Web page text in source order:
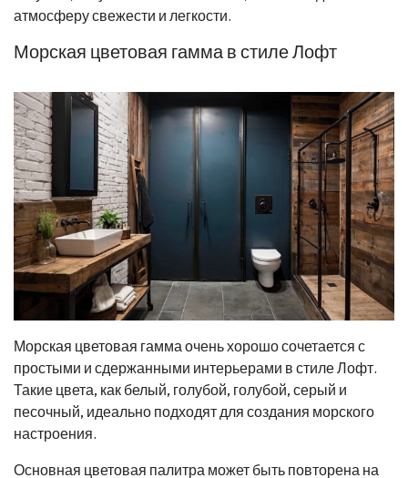
атмосферу свежести и легкости.
Морская цветовая гамма в стиле Лофт
Морская цветовая гамма очень хорошо сочетается с
простыми и сдержанными интерьерами в стиле Лофт.
Такие цвета, как белый, голубой, голубой, серый и
песочный, идеально подходят для создания морского
настроения.
Основная цветовая палитра может быть повторена на